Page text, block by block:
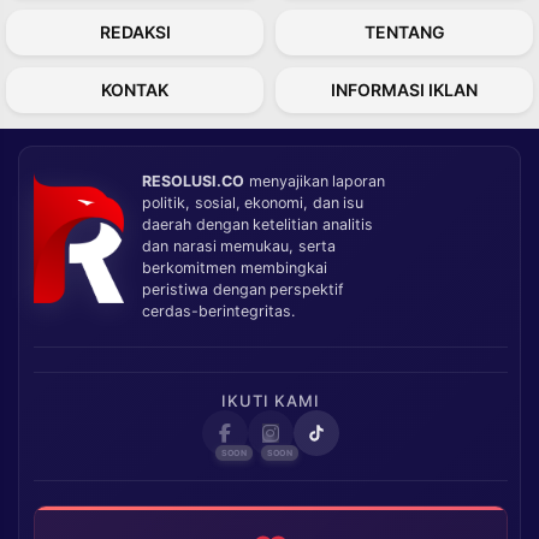
REDAKSI TENTANG
KONTAK INFORMASI IKLAN
RESOLUSI.CO menyajikan laporan
politik, sosial, ekonomi, dan isu
daerah dengan ketelitian analitis
dan narasi memukau, serta
berkomitmen membingkai
peristiwa dengan perspektif
cerdas-berintegritas.
IKUTI KAMI